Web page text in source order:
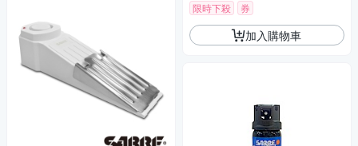
限時下殺 券
加入購物車